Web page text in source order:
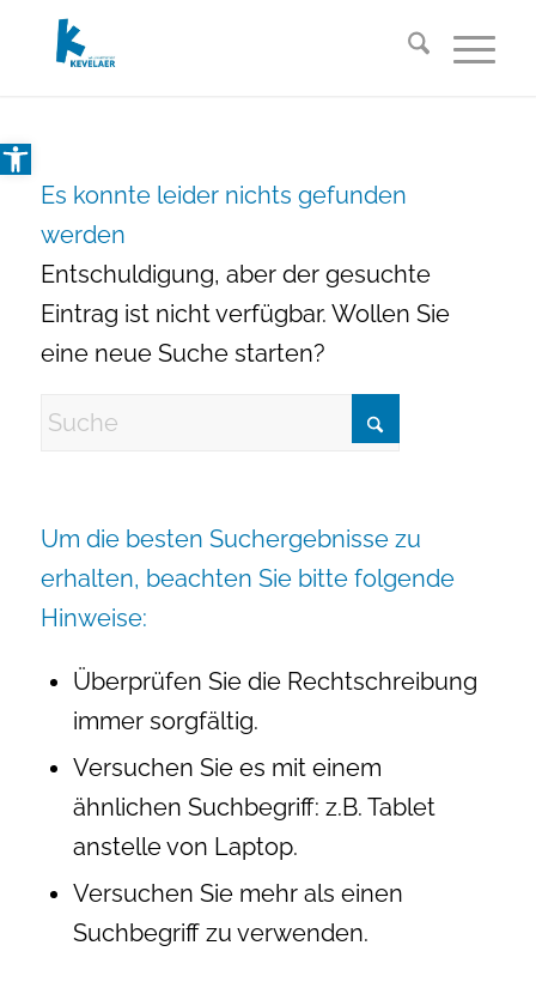
Open toolbar
Es konnte leider nichts gefunden
werden
Entschuldigung, aber der gesuchte
Eintrag ist nicht verfügbar. Wollen Sie
eine neue Suche starten?
Um die besten Suchergebnisse zu
erhalten, beachten Sie bitte folgende
Hinweise:
Überprüfen Sie die Rechtschreibung
immer sorgfältig.
Versuchen Sie es mit einem
ähnlichen Suchbegriff: z.B. Tablet
anstelle von Laptop.
Versuchen Sie mehr als einen
Suchbegriff zu verwenden.